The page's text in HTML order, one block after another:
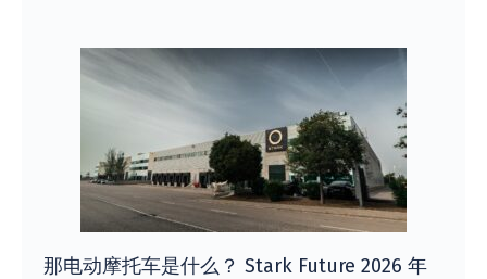
那电动摩托车是什么？ Stark Future 2026 年